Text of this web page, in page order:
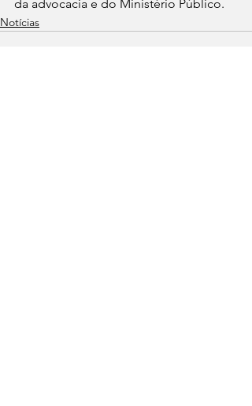
da advocacia e do Ministério Público.
Notícias